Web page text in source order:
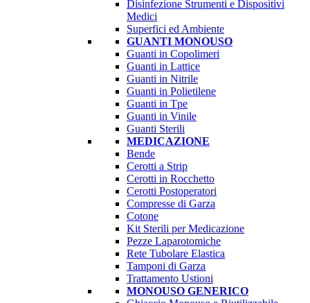
Disinfezione Strumenti e Dispositivi
Medici
Superfici ed Ambiente
GUANTI MONOUSO
Guanti in Copolimeri
Guanti in Lattice
Guanti in Nitrile
Guanti in Polietilene
Guanti in Tpe
Guanti in Vinile
Guanti Sterili
MEDICAZIONE
Bende
Cerotti a Strip
Cerotti in Rocchetto
Cerotti Postoperatori
Compresse di Garza
Cotone
Kit Sterili per Medicazione
Pezze Laparotomiche
Rete Tubolare Elastica
Tamponi di Garza
Trattamento Ustioni
MONOUSO GENERICO